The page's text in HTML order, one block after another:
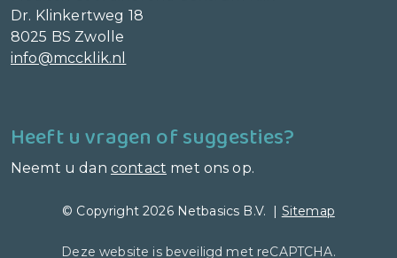
Dr. Klinkertweg 18
8025 BS Zwolle
info@mccklik.nl
Heeft u vragen of suggesties?
Neemt u dan contact met ons op.
© Copyright 2026 Netbasics B.V. | Sitemap
Deze website is beveiligd met reCAPTCHA.